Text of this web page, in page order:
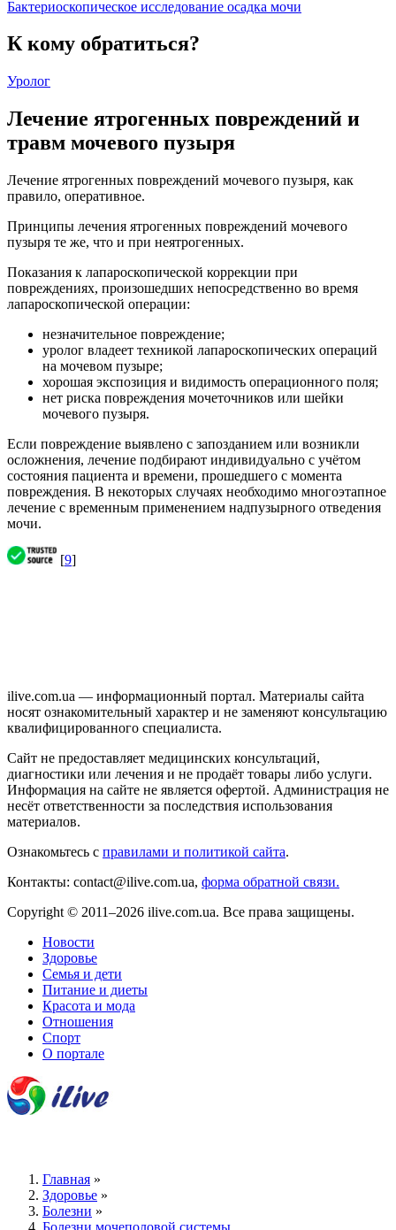
Бактериоскопическое исследование осадка мочи
К кому обратиться?
Уролог
Лечение ятрогенных повреждений и
травм мочевого пузыря
Лечение ятрогенных повреждений мочевого пузыря, как
правило, оперативное.
Принципы лечения ятрогенных повреждений мочевого
пузыря те же, что и при неятрогенных.
Показания к лапароскопической коррекции при
повреждениях, произошедших непосредственно во время
лапароскопической операции:
незначительное повреждение;
уролог владеет техникой лапароскопических операций
на мочевом пузыре;
хорошая экспозиция и видимость операционного поля;
нет риска повреждения мочеточников или шейки
мочевого пузыря.
Если повреждение выявлено с запозданием или возникли
осложнения, лечение подбирают индивидуально с учётом
состояния пациента и времени, прошедшего с момента
повреждения. В некоторых случаях необходимо многоэтапное
лечение с временным применением надпузырного отведения
мочи.
[9]
ilive.com.ua — информационный портал. Материалы сайта
носят ознакомительный характер и не заменяют консультацию
квалифицированного специалиста.
Сайт не предоставляет медицинских консультаций,
диагностики или лечения и не продаёт товары либо услуги.
Информация на сайте не является офертой. Администрация не
несёт ответственности за последствия использования
материалов.
Ознакомьтесь с правилами и политикой сайта.
Контакты: contact@ilive.com.ua, форма обратной связи.
Copyright © 2011–2026 ilive.com.ua. Все права защищены.
Новости
Здоровье
Семья и дети
Питание и диеты
Красота и мода
Отношения
Спорт
О портале
Главная »
Здоровье »
Болезни »
Болезни мочеполовой системы